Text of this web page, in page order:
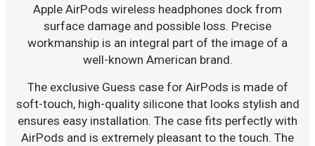
Apple AirPods wireless headphones dock from
surface damage and possible loss. Precise
workmanship is an integral part of the image of a
well-known American brand.
The exclusive Guess case for AirPods is made of
soft-touch, high-quality silicone that looks stylish and
ensures easy installation. The case fits perfectly with
AirPods and is extremely pleasant to the touch. The